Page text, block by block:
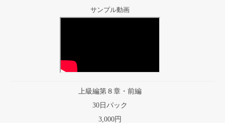
サンプル動画
上級編第８章・前編
30日パック
3,000円